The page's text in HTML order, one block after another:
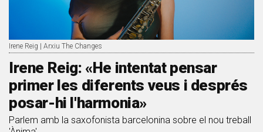
Irene Reig | Arxiu The Changes
Irene Reig: «He intentat pensar
primer les diferents veus i després
posar-hi l'harmonia»
Parlem amb la saxofonista barcelonina sobre el nou treball